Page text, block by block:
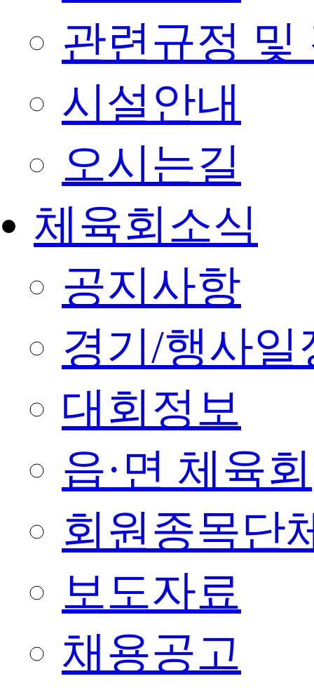
관련규정 및
시설안내
오시는길
체육회소식
공지사항
경기/행사일
대회정보
읍·면 체육회
회원종목단
보도자료
채용공고